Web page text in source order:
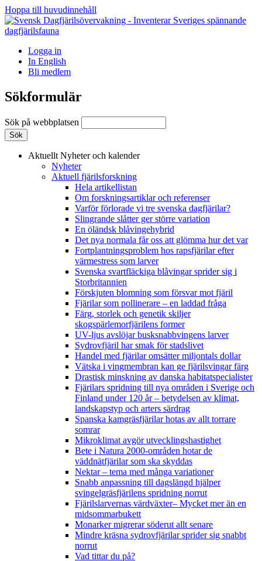
Hoppa till huvudinnehåll
Logga in
In English
Bli medlem
Sökformulär
Sök på webbplatsen
Aktuellt Nyheter och kalender
Nyheter
Aktuell fjärilsforskning
Hela artikellistan
Om forskningsartiklar och referenser
Varför förlorade vi tre svenska dagfjärilar?
Slingrande slåtter ger större variation
En öländsk blåvingehybrid
Det nya normala får oss att glömma hur det var
Fortplantningsproblem hos rapsfjärilar efter
värmestress som larver
Svenska svartfläckiga blåvingar sprider sig i
Storbritannien
Förskjuten blomning som försvar mot fjäril
Fjärilar som pollinerare – en laddad fråga
Färg, storlek och genetik skiljer
skogspärlemorfjärilens former
UV-ljus avslöjar busksnabbvingens larver
Sydrovfjäril har smak för stadslivet
Handel med fjärilar omsätter miljontals dollar
Vätska i vingmembran kan ge fjärilsvingar färg
Drastisk minskning av danska habitatspecialister
Fjärilars spridning till nya områden i Sverige och
Finland under 120 år– betydelsen av klimat,
landskapstyp och arters särdrag
Spanska kamgräsfjärilar hotas av allt torrare
somrar
Mikroklimat avgör utvecklingshastighet
Bete i Natura 2000-områden hotar de
väddnätfjärilar som ska skyddas
Nektar – tema med många variationer
Snabb anpassning till dagslängd hjälper
svingelgräsfjärilens spridning norrut
Fjärilslarvernas värdväxter– Mycket mer än en
midsommarbukett
Monarker migrerar söderut allt senare
Mindre kräsna sydrovfjärilar sprider sig snabbt
norrut
Vad tittar du på?